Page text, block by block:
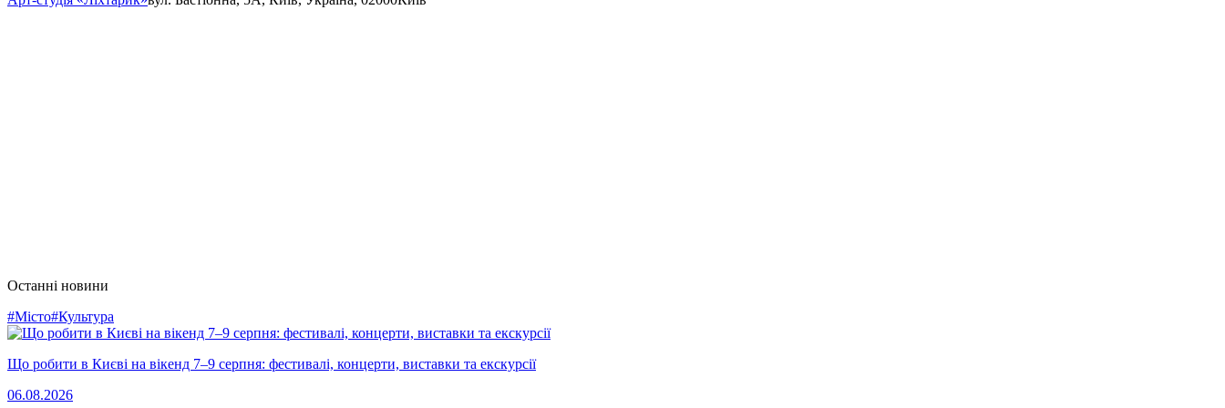
Останні новини
#Місто#Культура
Що робити в Києві на вікенд 7–9 серпня: фестивалі, концерти, виставки та екскурсії
06.08.2026